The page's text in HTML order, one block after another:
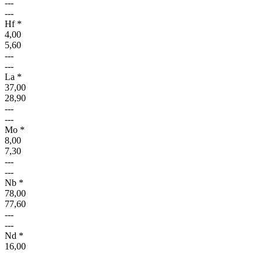
---
---
Hf *
4,00
5,60
---
---
La *
37,00
28,90
---
---
Mo *
8,00
7,30
---
---
Nb *
78,00
77,60
---
---
Nd *
16,00